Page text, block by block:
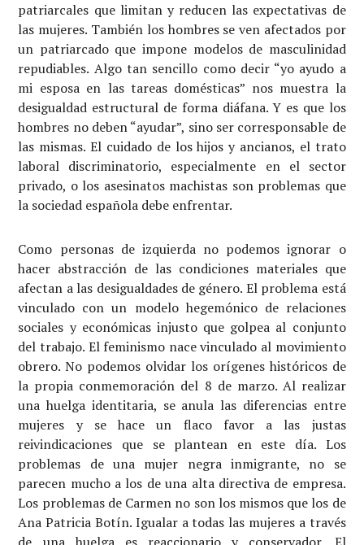
patriarcales que limitan y reducen las expectativas de
las mujeres. También los hombres se ven afectados por
un patriarcado que impone modelos de masculinidad
repudiables. Algo tan sencillo como decir “yo ayudo a
mi esposa en las tareas domésticas” nos muestra la
desigualdad estructural de forma diáfana. Y es que los
hombres no deben “ayudar”, sino ser corresponsable de
las mismas. El cuidado de los hijos y ancianos, el trato
laboral discriminatorio, especialmente en el sector
privado, o los asesinatos machistas son problemas que
la sociedad española debe enfrentar.
Como personas de izquierda no podemos ignorar o
hacer abstracción de las condiciones materiales que
afectan a las desigualdades de género. El problema está
vinculado con un modelo hegemónico de relaciones
sociales y económicas injusto que golpea al conjunto
del trabajo. El feminismo nace vinculado al movimiento
obrero. No podemos olvidar los orígenes históricos de
la propia conmemoración del 8 de marzo. Al realizar
una huelga identitaria, se anula las diferencias entre
mujeres y se hace un flaco favor a las justas
reivindicaciones que se plantean en este día. Los
problemas de una mujer negra inmigrante, no se
parecen mucho a los de una alta directiva de empresa.
Los problemas de Carmen no son los mismos que los de
Ana Patricia Botín. Igualar a todas las mujeres a través